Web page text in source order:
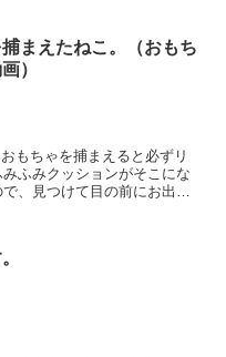
まえたねこ。（おもち
）
ふみクッションがそこにな
、見つけて目の前にお出し